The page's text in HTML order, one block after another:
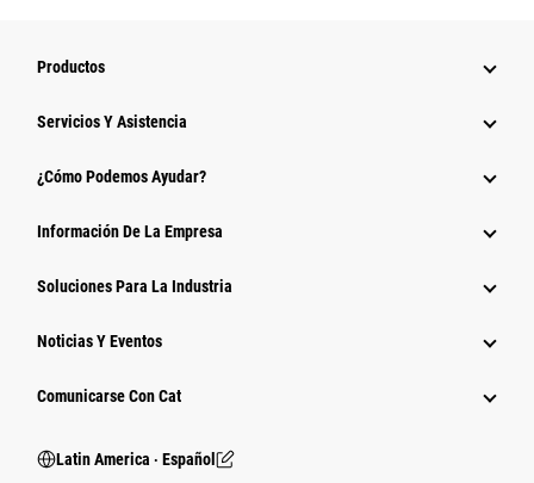
Productos
Servicios Y Asistencia
¿Cómo Podemos Ayudar?
Información De La Empresa
Soluciones Para La Industria
Noticias Y Eventos
Comunicarse Con Cat
Latin America ‧ Español